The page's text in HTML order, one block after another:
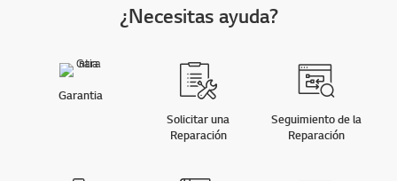
¿Necesitas ayuda?
Garantia
Solicitar una
Reparación
Seguimiento de la
Reparación